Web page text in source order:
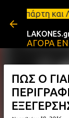
Λακωνία
ΑΓΟΡΑ
ΠΩΣ Ο